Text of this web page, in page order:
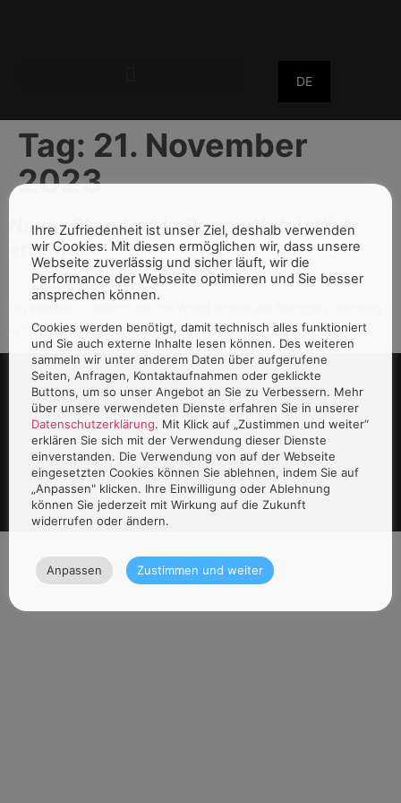
DE
Tag: 21. November
2023
Neuer Standort in Bayreuth feierlich
eröffnet
in Bayreuth eröffnet.
Ihre Zufriedenheit ist unser Ziel, deshalb verwenden
wir Cookies. Mit diesen ermöglichen wir, dass unsere
Webseite zuverlässig und sicher läuft, wir die
Performance der Webseite optimieren und Sie besser
ansprechen können.
Cookies werden benötigt, damit technisch alles funktioniert
und Sie auch externe Inhalte lesen können. Des weiteren
sammeln wir unter anderem Daten über aufgerufene
Seiten, Anfragen, Kontaktaufnahmen oder geklickte
Buttons, um so unser Angebot an Sie zu Verbessern. Mehr
über unsere verwendeten Dienste erfahren Sie in unserer
Datenschutzerklärung. Mit Klick auf „Zustimmen und weiter“
erklären Sie sich mit der Verwendung dieser Dienste
einverstanden. Die Verwendung von auf der Webseite
eingesetzten Cookies können Sie ablehnen, indem Sie auf
„Anpassen" klicken. Ihre Einwilligung oder Ablehnung
können Sie jederzeit mit Wirkung auf die Zukunft
widerrufen oder ändern.
Anpassen Zustimmen und weiter